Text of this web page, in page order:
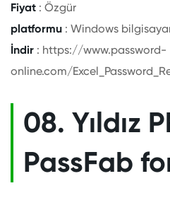
Fiyat : Özgür
platformu : Windows
İndir : https://www.password-
online.com/
08. Yıldız
PassFab